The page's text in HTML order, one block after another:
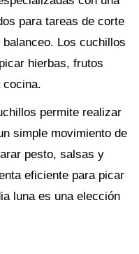
para tareas de corte
Los cuchillos
hierbas, frutos
cocina.
permite realizar
simple movimiento de
pesto, salsas y
eficiente para picar
luna es una elección